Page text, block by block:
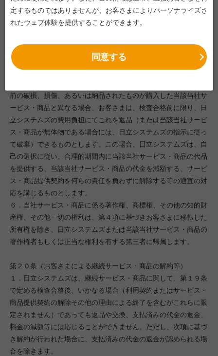
３．検査期間内にお客さまから日立システムズに対して書面によ
る異議の申し出が無い場合には、検査期間の終了をもって当該当
４．納品された当社サービス・商品に含まれる有形物の所有権
は、検査合格をもって日立システムズからお客さまに移転するも
のとします。
前の破損、損傷、あるいは納品されたものが購入した当該当社サ
ービス・商品と異なる場合、お客さまは、検査合格前に限り、日
立システムズの費用負担にてこれを返品（または当該当社サービ
ス・商品が無体物である場合には、日立システムズの指示に従っ
て破棄）できるものとします。この場合、日立システムズは、自
己の選択に従い、合理的期間内に当該当社サービス・商品の代品
を提供する、当該当社サービス・商品の代金を減額する、サービ
ス・商品提供契約を何らの責任を負わずに解除する等の適宜の対
応を講じるものとします。
６．当社サービス・商品に係る著作権、商標権、その他の知的財
産権、その他一切の権利は、第４項に基づきお客さまに移転した
所有権を除き、日立システムズまたは当該当社サービス・商品の
著作権者もしくは正当な権利を有する第三者に帰属します。
第２０条（お客さまによる継続サービス・商品の解約等）
１．日立システムズは、継続サービス・商品に関して、第１９条
で定める検査合格後、いかなる場合（利用契約またはサービス・
商品提供契約の解除その他の理由による終了を含むがこれらに限
定されません）であっても返品や交換、支払済みの代金の返金、
料金の減額等には応じることができません。ただし、次項に基づ
き解約が行われた場合に、支払済みの代金の返金が認められる場
合を除きます。
定するものではありませんが、お客さまによりパーソナライズさ
れたウェブ体験を提供することができます。
同意する